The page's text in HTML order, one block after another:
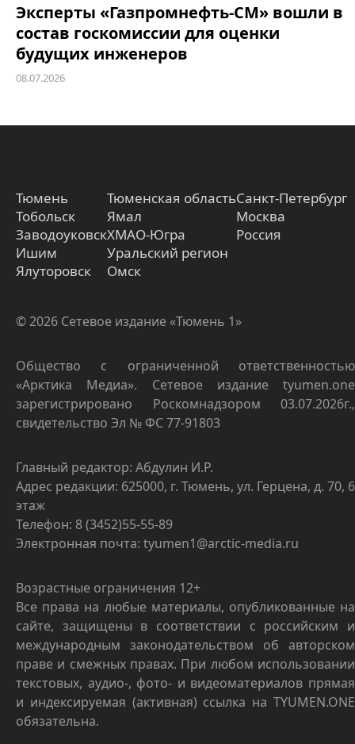
Эксперты «Газпромнефть-СМ» вошли в
состав госкомиссии для оценки
будущих инженеров
08.07.2026
Тюмень
Тобольск
Заводоуковск
Ишим
Ялуторовск
Тюменская область
Ямал
ХМАО-Югра
Уральский регион
Омск
Санкт-Петербург
Москва
Россия
© 2026 Сетевое издание «Тюмень 1»
Общество с ограниченной ответственностью
«Арктика Медиа». Сетевое издание tyumen.one
зарегистрировано Роскомнадзором 03.07.2026г.,
свидетельство Эл № ФС 77-91803
Главный редактор: Абдулин И.Р.
Адрес редакции: 625000, г. Тюмень, ул. Герцена, д. 70, 6
этаж
Телефон: 8 (3452)55-55-89
Электронная почта: tyumen1@arctic-media.ru
Возрастные ограничения 12+
Все права на любые материалы, опубликованные на
сайте, защищены в соответствии с российским и
международным законодательством об авторском
праве и смежных правах. При любом использовании
текстовых, аудио-, фото- и видеоматериалов прямая
и индексируемая (активная) ссылка на TYUMEN.ONE
обязательна.